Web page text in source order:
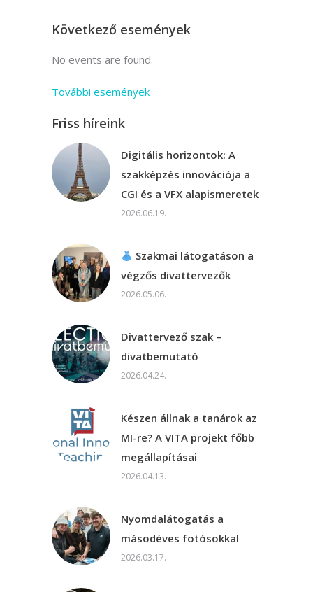
Következő események
No events are found.
További események
Friss híreink
Digitális horizontok: A
szakképzés innovációja a
CGI és a VFX alapismeretek
2026.06.19.
Szakmai látogatáson a
végzős divattervezők
2026.05.06.
Divattervező szak –
divatbemutató
2026.04.24.
Készen állnak a tanárok az
MI-re? A VITA projekt főbb
megállapításai
2026.04.13.
Nyomdalátogatás a
másodéves fotósokkal
2026.03.17.